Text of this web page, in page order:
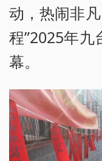
动，热闹非
程”2025年
幕。